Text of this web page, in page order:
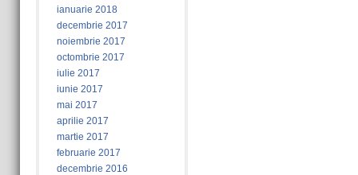
ianuarie 2018
decembrie 2017
noiembrie 2017
octombrie 2017
iulie 2017
iunie 2017
mai 2017
aprilie 2017
martie 2017
februarie 2017
decembrie 2016